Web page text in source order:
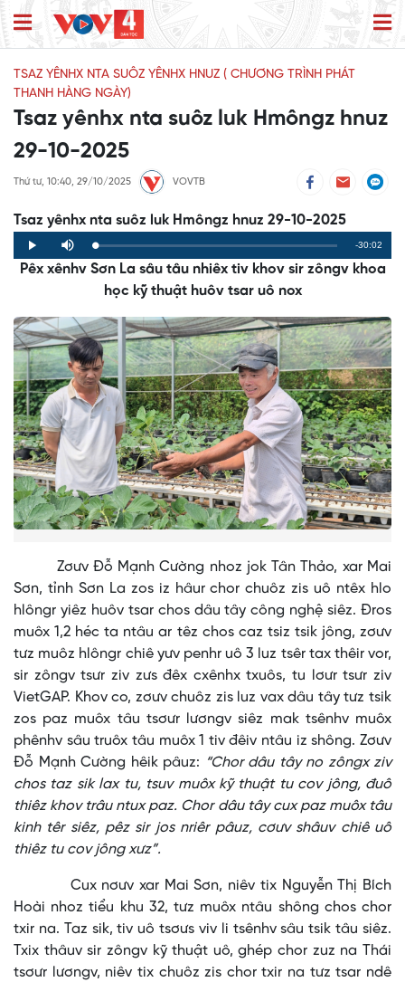
TSAZ YÊNHX NTA SUÔZ YÊNHX HNUZ ( CHƯƠNG TRÌNH PHÁT
THANH HÀNG NGÀY)
Tsaz yênhx nta suôz luk Hmôngz hnuz
29-10-2025
Thứ tư, 10:40, 29/10/2025 VOVTB
Tsaz yênhx nta suôz luk Hmôngz hnuz 29-10-2025
Play Mute Loaded:
0%
Progress:
0%
Remaining
Time
-30:02
Pêx xênhv Sơn La sâu tâu nhiêx tiv khov sir zôngv khoa
học kỹ thuật huôv tsar uô nox
Zơưv Đỗ Mạnh Cường nhoz jok Tân Thảo, xar Mai
Sơn, tỉnh Sơn La zos iz hâur chor chuôz zis uô ntêx hlo
hlôngr yiêz huôv tsar chos dâu tây công nghệ siêz. Đros
muôx 1,2 héc ta ntâu ar têz chos caz tsiz tsik jông, zơưv
tưz muôz hlôngr chiê yưv penhr uô 3 luz tsêr tax thêir vor,
sir zôngv tsưr ziv zưs đêx cxênhx txuôs, tu lơưr tsưr ziv
VietGAP. Khov co, zơưv chuôz zis luz vax dâu tây tưz tsik
zos paz muôx tâu tsơưr lươngv siêz mak tsênhv muôx
phênhv sâu truôx tâu muôx 1 tiv đêiv ntâu iz shông. Zơưv
Đỗ Mạnh Cường hêik pâuz: “Chor dâu tây no zôngx ziv
chos taz sik lax tu, tsuv muôx kỹ thuật tu cov jông, đuô
thiêz khov trâu ntux paz. Chor dâu tây cux paz muôx tâu
kinh têr siêz, pêz sir jos nriêr pâuz, cơưv shâuv chiê uô
thiêz tu cov jông xưz”.
Cux nơưv xar Mai Sơn, niêv tix Nguyễn Thị Bích
Hoài nhoz tiểu khu 32, tưz muôx ntâu shông chos chor
txir na. Taz sik, tiv uô tsơưs viv li tsênhv sâu tsik tâu siêz.
Txix thâuv sir zôngv kỹ thuật uô, ghép chor zuz na Thái
tsơưr lươngv, niêv tix chuôz zis chor txir na tưz tsar ndê